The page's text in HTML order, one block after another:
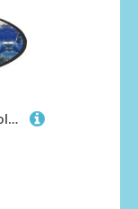
ZAQXSWCDEV Rotierende Wolken Halloween Hut - Gruseliges Party-Kostüm-Accessoire mit Volldruck-Design - Leichter faltbarer Hexenhut für Halloween, Karneval, Maskerade & Rollenspiel-Events